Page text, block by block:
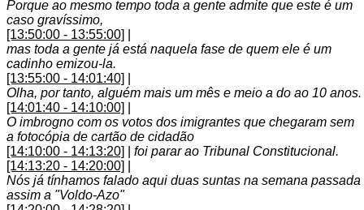
Porque ao mesmo tempo toda a gente admite que este é um
caso gravíssimo,
[13:50:00 - 13:55:00]
mas toda a gente já está naquela fase de quem ele é um
cadinho emizou-la.
[13:55:00 - 14:01:40]
Olha, por tanto, alguém mais um mês e meio a do ao 10 anos.
[14:01:40 - 14:10:00]
O imbrogno com os votos dos imigrantes que chegaram sem
a fotocópia de cartão de cidadão
[14:10:00 - 14:13:20]
foi parar ao Tribunal Constitucional.
[14:13:20 - 14:20:00]
Nós já tínhamos falado aqui duas suntas na semana passada
assim a "Voldo-Azo"